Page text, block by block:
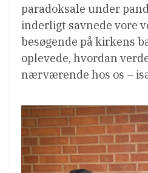
paradoksale under
inderligt savnede vore
besøgende på kirkens
oplevede, hvordan
nærværende hos os –